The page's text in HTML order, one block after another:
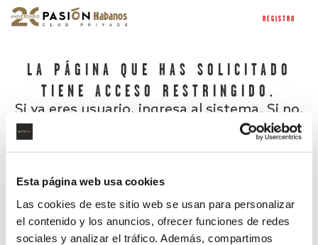
Esta página web usa cookies
Las cookies de este sitio web se usan para personalizar
el contenido y los anuncios, ofrecer funciones de redes
sociales y analizar el tráfico. Además, compartimos
REGISTRO
LA PÁGINA QUE HAS SOLICITADO
TIENE ACCESO RESTRINGIDO.
Si ya eres usuario, ingresa al sistema. Si no,